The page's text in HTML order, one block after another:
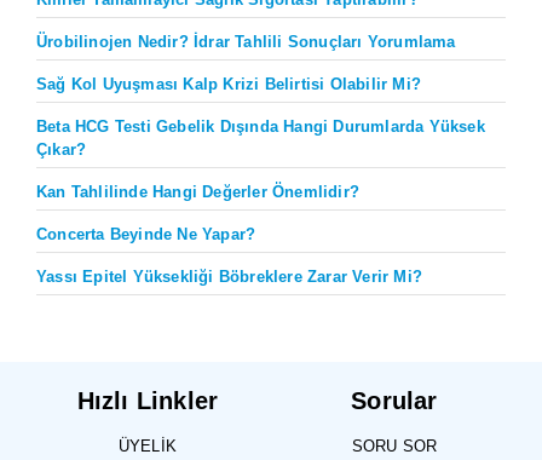
Ürobilinojen Nedir? İdrar Tahlili Sonuçları Yorumlama
Sağ Kol Uyuşması Kalp Krizi Belirtisi Olabilir Mi?
Beta HCG Testi Gebelik Dışında Hangi Durumlarda Yüksek
Çıkar?
Kan Tahlilinde Hangi Değerler Önemlidir?
Concerta Beyinde Ne Yapar?
Yassı Epitel Yüksekliği Böbreklere Zarar Verir Mi?
Hızlı Linkler
ÜYELIK
Sorular
SORU SOR